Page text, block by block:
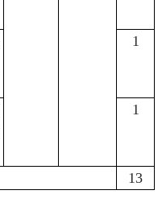
1
1
13